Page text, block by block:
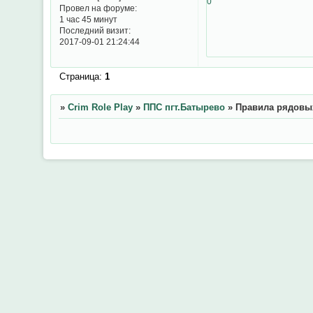
Провел на форуме:
1 час 45 минут
Последний визит:
2017-09-01 21:24:44
Страница: 1
» Crim Role Play » ППС пгт.Батырево » Правила